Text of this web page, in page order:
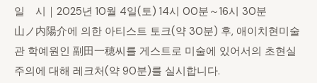
일 시｜2025년 10월 4일(토) 14시 00분～16시 30분
山ノ内陽介에 의한 아티스트 토크(약 30분) 후, 애이치현미술
관 학예원인 副田一穂씨를 게스트로 미술에 있어서의 초현실
주의에 대해 레크처(약 90분)를 실시합니다.